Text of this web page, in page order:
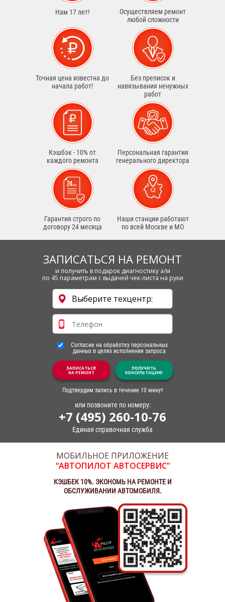
Нам 17 лет!
Осуществляем ремонт
любой сложности
Точная цена известна до
начала работ!
Без преписок и
навязывания ненужных
работ
Кэшбэк - 10% от
каждого ремонта
Персональная гарантия
генерального директора
Гарантия строго по
договору 24 месяца
Наши станции работают
по всей Москве и МО
ЗАПИСАТЬСЯ НА РЕМОНТ
и получить в подарок диагностику а/м
по 45 параметрам с выдачей чек-листа на руки
Согласие на обработку персональных
данных в целях исполнения запроса
ЗАПИСАТЬСЯ
НА РЕМОНТ
ПОЛУЧИТЬ
КОНСУЛЬТАЦИЮ
Подтвердим запись в течение 10 минут
или позвоните по номеру:
+7 (495) 260-10-76
Единая справочная служба
МОБИЛЬНОЕ ПРИЛОЖЕНИЕ
“АВТОПИЛОТ АВТОСЕРВИС”
КЭШБЕК 10%. ЭКОНОМЬ НА РЕМОНТЕ И
ОБСЛУЖИВАНИИ АВТОМОБИЛЯ.